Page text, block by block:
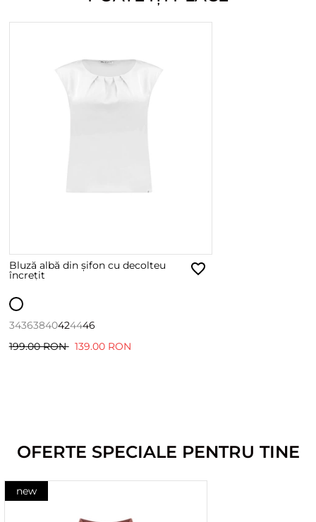
Bluză albă din șifon cu decolteu
încrețit
34363840424446
199.00 RON 139.00 RON
OFERTE SPECIALE PENTRU TINE
new